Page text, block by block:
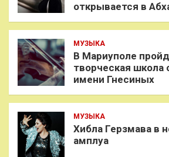
открывается в
МУЗЫКА
В Мариуполе
творческая школа
имени Гнесиных
МУЗЫКА
Хибла Герзмава в
амплуа